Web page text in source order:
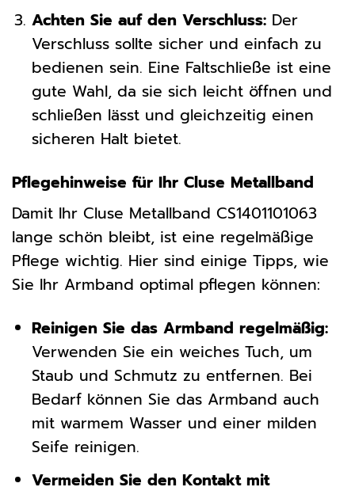
Achten Sie auf den Verschluss:Der
Verschluss sollte sicher und einfach zu
bedienen sein. Eine Faltschließe ist eine
gute Wahl, da sie sich leicht öffnen und
schließen lässt und gleichzeitig einen
sicheren Halt bietet.
Pflegehinweise für Ihr Cluse Metallband
Damit Ihr Cluse Metallband CS1401101063
lange schön bleibt, ist eine regelmäßige
Pflege wichtig. Hier sind einige Tipps, wie
Sie Ihr Armband optimal pflegen können:
Reinigen Sie das Armband regelmäßig:
Verwenden Sie ein weiches Tuch, um
Staub und Schmutz zu entfernen. Bei
Bedarf können Sie das Armband auch
mit warmem Wasser und einer milden
Seife reinigen.
Vermeiden Sie den Kontakt mit